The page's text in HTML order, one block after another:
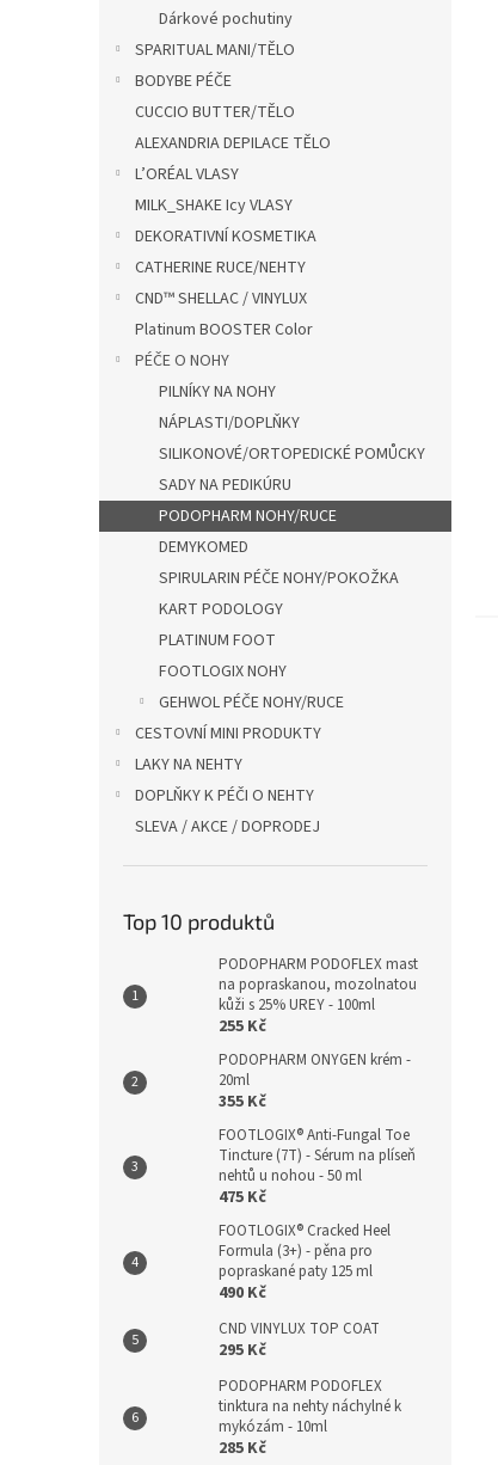
Dárkové pochutiny
SPARITUAL MANI/TĚLO
BODYBE PÉČE
CUCCIO BUTTER/TĚLO
ALEXANDRIA DEPILACE TĚLO
L’ORÉAL VLASY
MILK_SHAKE Icy VLASY
DEKORATIVNÍ KOSMETIKA
CATHERINE RUCE/NEHTY
CND™ SHELLAC / VINYLUX
Platinum BOOSTER Color
PÉČE O NOHY
PILNÍKY NA NOHY
NÁPLASTI/DOPLŇKY
SILIKONOVÉ/ORTOPEDICKÉ POMŮCKY
SADY NA PEDIKÚRU
PODOPHARM NOHY/RUCE
DEMYKOMED
SPIRULARIN PÉČE NOHY/POKOŽKA
KART PODOLOGY
PLATINUM FOOT
FOOTLOGIX NOHY
GEHWOL PÉČE NOHY/RUCE
CESTOVNÍ MINI PRODUKTY
LAKY NA NEHTY
DOPLŇKY K PÉČI O NEHTY
SLEVA / AKCE / DOPRODEJ
Top 10 produktů
PODOPHARM PODOFLEX mast
na popraskanou, mozolnatou
kůži s 25% UREY - 100ml
255 Kč
PODOPHARM ONYGEN krém -
20ml
355 Kč
FOOTLOGIX® Anti-Fungal Toe
Tincture (7T) - Sérum na plíseň
nehtů u nohou - 50 ml
475 Kč
FOOTLOGIX® Cracked Heel
Formula (3+) - pěna pro
popraskané paty 125 ml
490 Kč
CND VINYLUX TOP COAT
295 Kč
PODOPHARM PODOFLEX
tinktura na nehty náchylné k
mykózám - 10ml
285 Kč